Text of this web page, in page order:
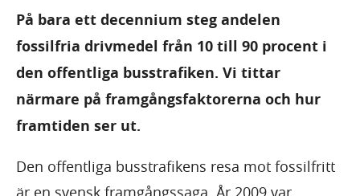
På bara ett decennium steg andelen
fossilfria drivmedel från 10 till 90 procent i
den offentliga busstrafiken. Vi tittar
närmare på framgångsfaktorerna och hur
framtiden ser ut.
Den offentliga busstrafikens resa mot fossilfritt
är en svensk framgångssaga. År 2009 var